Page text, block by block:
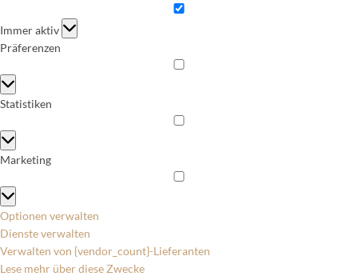
Funktional
Immer aktiv
Präferenzen
Präferenzen
Statistiken
Statistiken
Marketing
Marketing
Optionen verwalten
Dienste verwalten
Verwalten von {vendor_count}-Lieferanten
Lese mehr über diese Zwecke